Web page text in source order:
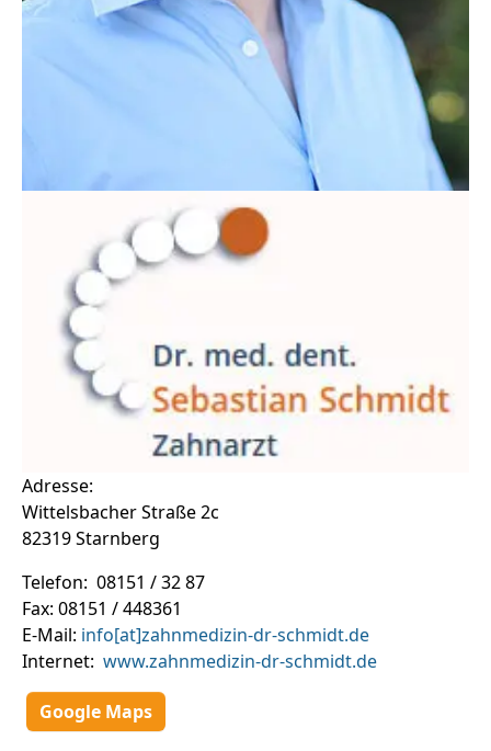
Adresse:
Wittelsbacher Straße 2c
82319 Starnberg
Telefon: 08151 / 32 87
Fax: 08151 / 448361
E-Mail: info[at]zahnmedizin-dr-schmidt.de
Internet: www.zahnmedizin-dr-schmidt.de
Google Maps